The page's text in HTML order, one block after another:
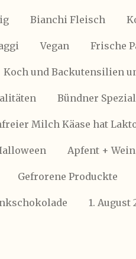
Bianchi Fleisch
Vegan Frische
Koch und Backutensilien
Bündner
Milch Käase hat
Apfent +
Gefrorene Produckte
1. August